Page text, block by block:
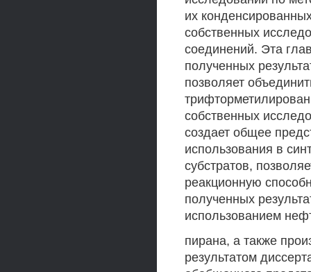
их
собственных
соединений. Эта
полученных
позволяет
собственных
создает общее
использования в
субстратов,
реакционную
полученных
использованием
пирана, а также
результатом